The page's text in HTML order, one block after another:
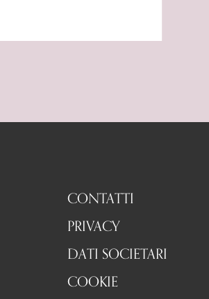
CONTATTI
PRIVACY
DATI SOCIETARI
COOKIE